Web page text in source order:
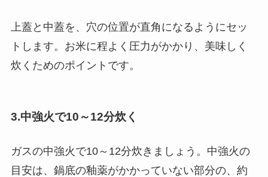
上蓋と中蓋を、穴の位置が直角になるようにセッ
トします。 お米に程よく圧力がかかり、美味しく
炊くためのポイントです。
3.中強火で10～12分炊く
ガスの中強火で10～12分炊きましょう。 中強火の
目安は、鍋底の釉薬がかかっていない部分の、約